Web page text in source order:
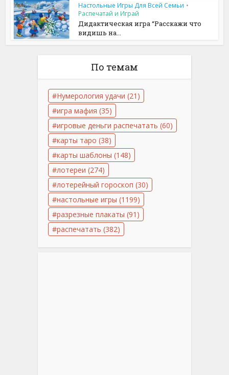
Настольные Игры Для Всей Семьи •
Распечатай и Играй
Дидактическая игра “Расскажи что
видишь на...
По темам
Нумерология удачи (21)
игра мафия (35)
игровые деньги распечатать (60)
карты таро (38)
карты шаблоны (148)
лотереи (274)
лотерейный гороскоп (30)
настольные игры (1199)
разрезные плакаты (91)
распечатать (382)